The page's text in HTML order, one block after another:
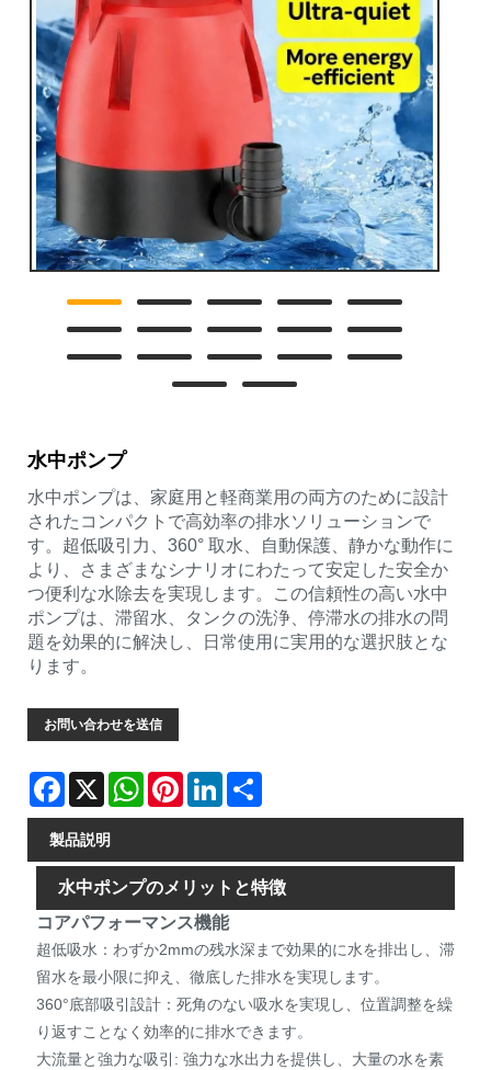
水中ポンプ
水中ポンプは、家庭用と軽商業用の両方のために設計
されたコンパクトで高効率の排水ソリューションで
す。超低吸引力、360° 取水、自動保護、静かな動作に
より、さまざまなシナリオにわたって安定した安全か
つ便利な水除去を実現します。この信頼性の高い水中
ポンプは、滞留水、タンクの洗浄、停滞水の排水の問
題を効果的に解決し、日常使用に実用的な選択肢とな
ります。
お問い合わせを送信
Facebook
X WhatsAppPinterestLinkedIn
製品説明
水中ポンプのメリットと特徴
コアパフォーマンス機能
超低吸水：わずか2mmの残水深まで効果的に水を排出し、滞
留水を最小限に抑え、徹底した排水を実現します。
360°底部吸引設計：死角のない吸水を実現し、位置調整を繰
り返すことなく効率的に排水できます。
大流量と強力な吸引: 強力な水出力を提供し、大量の水を素